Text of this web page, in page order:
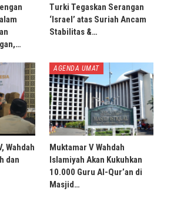
Turki Tegaskan Serangan
‘Israel’ atas Suriah Ancam
Stabilitas &…
Wahdah
dan
AGENDA UMAT
Muktamar V Wahdah
Islamiyah Akan Kukuhkan
10.000 Guru Al-Qur’an di
Masjid…